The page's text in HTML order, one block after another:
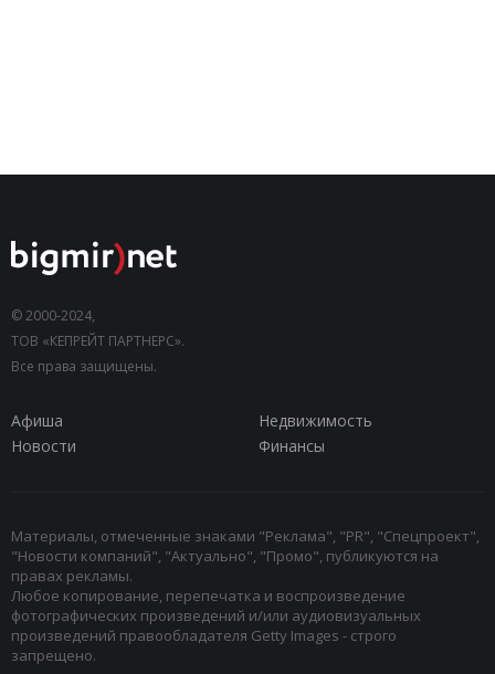
© 2000-2024,
ТОВ «КЕПРЕЙТ ПАРТНЕРС».
Все права защищены.
Афиша
Недвижимость
Новости
Финансы
Материалы, отмеченные знаками "Реклама", "PR", "Спецпроект",
"Новости компаний", "Актуально", "Промо", публикуются на
правах рекламы.
Любое копирование, перепечатка и воспроизведение
фотографических произведений и/или аудиовизуальных
произведений правообладателя Getty Images - строго
запрещено.